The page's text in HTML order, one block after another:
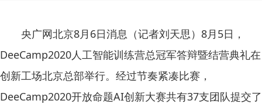
央广网北京8月6日消息（记者刘天思）8月5日，
DeeCamp2020人工智能训练营总冠军答辩暨结营典礼在
创新工场北京总部举行。经过节奏紧凑比赛，
DeeCamp2020开放命题AI创新大赛共有37支团队提交了